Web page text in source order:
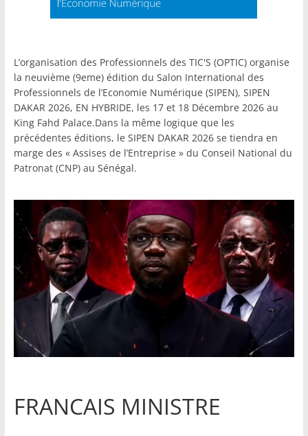
L’organisation des Professionnels des TIC'S (OPTIC) organise
la neuvième (9eme) édition du Salon International des
Professionnels de l’Economie Numérique (SIPEN), SIPEN
DAKAR 2026, EN HYBRIDE, les 17 et 18 Décembre 2026 au
King Fahd Palace.Dans la même logique que les
précédentes éditions, le SIPEN DAKAR 2026 se tiendra en
marge des « Assises de l’Entreprise » du Conseil National du
Patronat (CNP) au Sénégal.
FRANCAIS MINISTRE